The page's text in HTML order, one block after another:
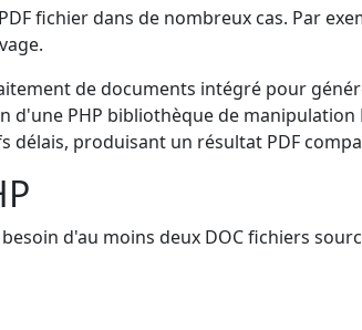
fichier dans de nombreux cas. Par
de documents intégré pour
PHP bibliothèque de
délais, produisant un résultat PDF
d'au moins deux DOC fichiers